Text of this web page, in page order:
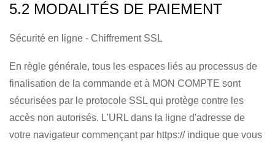
5.2 MODALITÉS DE PAIEMENT
Sécurité en ligne - Chiffrement SSL
En règle générale, tous les espaces liés au processus de
finalisation de la commande et à MON COMPTE sont
sécurisées par le protocole SSL qui protège contre les
accès non autorisés. L'URL dans la ligne d'adresse de
votre navigateur commençant par https:// indique que vous